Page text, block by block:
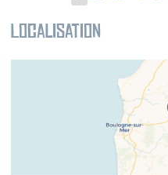
Localisation